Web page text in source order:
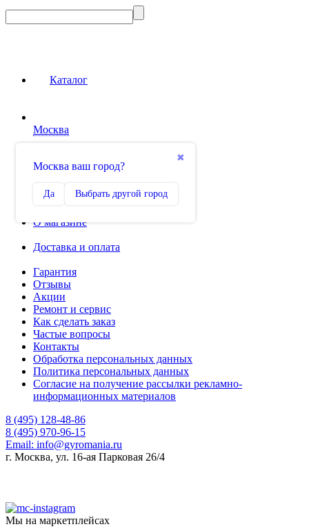
Каталог
Москва
✖
Москва ваш город?
Да Выбрать другой город
0
Избранное
О магазине
Доставка и оплата
Гарантия
Отзывы
Акции
Ремонт и сервис
Как сделать заказ
Частые вопросы
Контакты
Обработка персональных данных
Политика персональных данных
Согласие на получение рассылки рекламно-
информационных материалов
8 (495) 128-48-86
8 (495) 970-96-15
Email: info@gyromania.ru
г. Москва, ул. 16-ая Парковая 26/4
Мы на маркетплейсах